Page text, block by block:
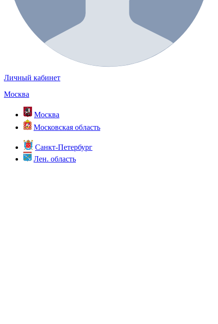
Личный кабинет
Москва
Москва
Московская область
Санкт-Петербург
Лен. область